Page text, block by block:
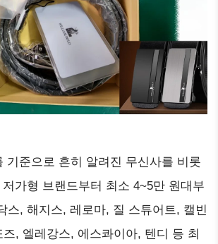
기준으로 흔히 알려진 무신사를 비롯
가형 브랜드부터 최소 4~5만 원대부
스, 해지스, 레로마, 질 스튜어트, 캘빈
, 엘레강스, 에스콰이아, 텐디 등 최